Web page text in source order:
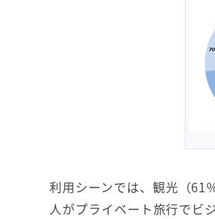
利用シーンでは、観光（61
人がプライベート旅行でビ